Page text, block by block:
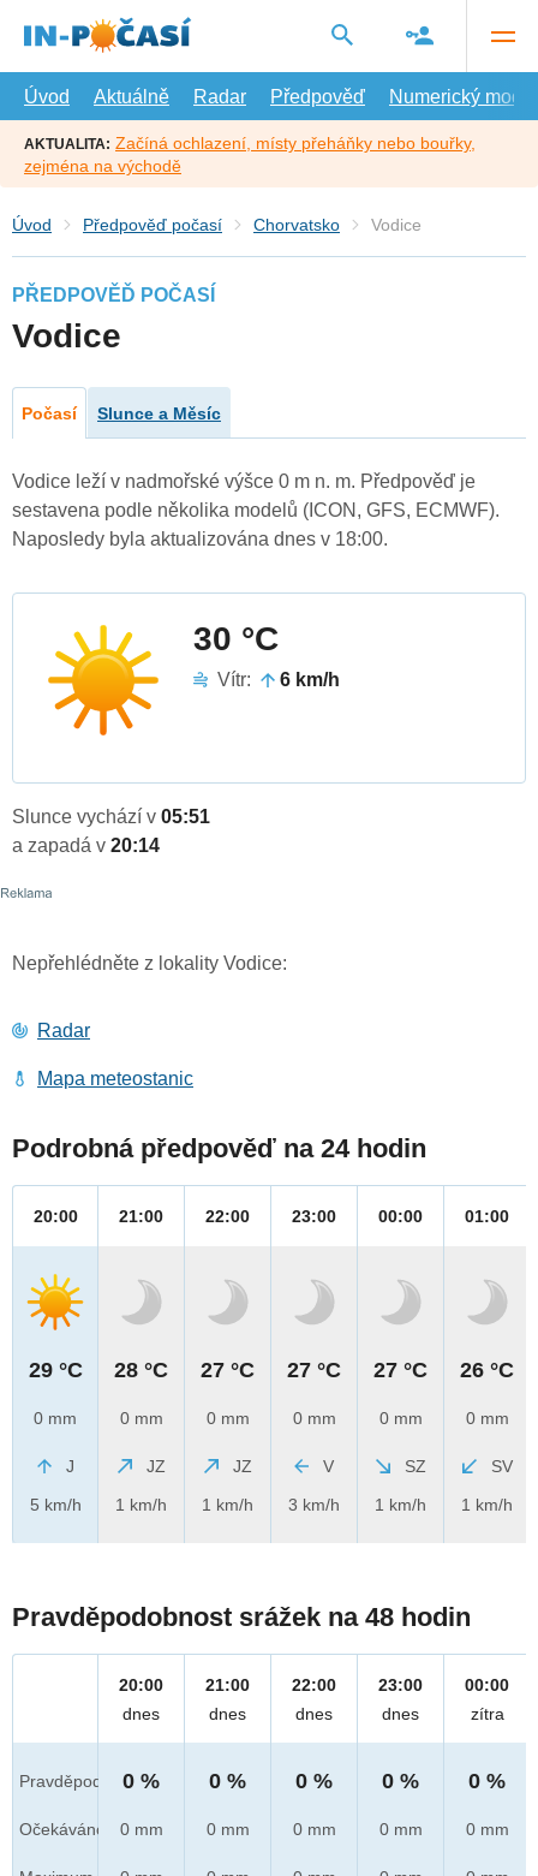
hlavní
Úvod
Aktuálně Radar Předpověď Numerický model
AKTUALITA: Začíná ochlazení, místy přeháňky nebo bouřky,
zejména na východě
Úvod Předpověď počasí Chorvatsko Vodice
PŘEDPOVĚĎ POČASÍ
Vodice
Počasí Slunce a Měsíc
Vodice leží v nadmořské výšce 0 m n. m. Předpověď je
sestavena podle několika modelů (ICON, GFS, ECMWF).
Naposledy byla aktualizována dnes v 18:00.
30 °C
Vítr: 6 km/h
Slunce vychází v 05:51
a zapadá v 20:14
Nepřehlédněte z lokality Vodice:
Radar
Mapa meteostanic
Podrobná předpověď na 24 hodin
20:00
29 °C
0 mm
J
5 km/h
21:00
28 °C
0 mm
JZ
1 km/h
22:00
27 °C
0 mm
JZ
1 km/h
23:00
27 °C
0 mm
V
3 km/h
00:00
27 °C
0 mm
SZ
1 km/h
01:00
26 °C
0 mm
SV
1 km/h
Pravděpodobnost srážek na 48 hodin
Pravděpod.
Očekáváno
20:00
dnes
0 %
0 mm
21:00
dnes
0 %
0 mm
22:00
dnes
0 %
0 mm
23:00
dnes
0 %
0 mm
00:00
zítra
0 %
0 mm